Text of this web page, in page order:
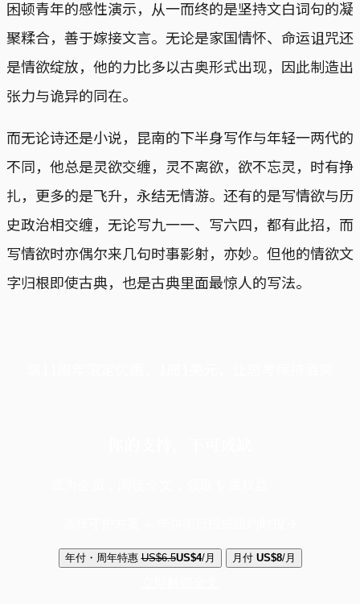
困顿青年的感性演示，从一而终的是坚持文白词句的凝
聚糅合，善于嫁接文言。无论是家国情怀、命运诅咒还
是情欲绽放，他的力比多以古奥形式出现，因此制造出
张力与诡异的同在。
而无论诗还是小说，昆南的下半身写作与年轻一两代的
不同，他总是灵欲交缠，灵不离欲，欲不忘灵，时有挣
扎，更多的是飞升，永结无情游。还有的是写情欲与历
史政治相交缠，无论写九一一、写六四，都有此招，而
写情欲时亦偶尔来几句时事影射，亦妙。但他的情欲文
字归根即使古典，也是古典里面最惊人的写法。
年付・周年特惠 US$6.5US$4/月 月付 US$8/月